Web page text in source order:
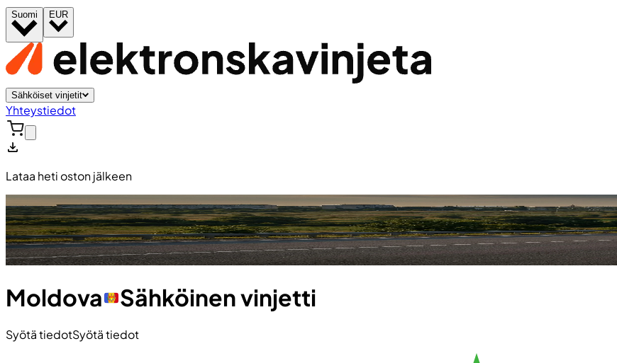
Suomi EUR
Sähköiset vinjetit
Yhteystiedot
Lataa heti oston jälkeen
Moldova Sähköinen vinjetti
Syötä tiedotSyötä tiedot